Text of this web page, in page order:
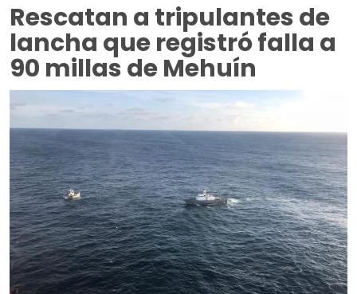
Rescatan a tripulantes de
lancha que registró falla a
90 millas de Mehuín